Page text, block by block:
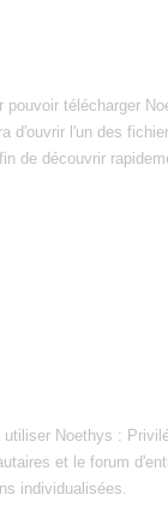
télécharger
d'ouvrir l'un des
de découvrir
utiliser Noethys :
et le forum
individualisées.